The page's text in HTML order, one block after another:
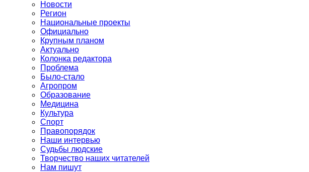
Новости
Регион
Национальные проекты
Официально
Крупным планом
Актуально
Колонка редактора
Проблема
Было-стало
Агропром
Образование
Медицина
Культура
Спорт
Правопорядок
Наши интервью
Судьбы людские
Творчество наших читателей
Нам пишут